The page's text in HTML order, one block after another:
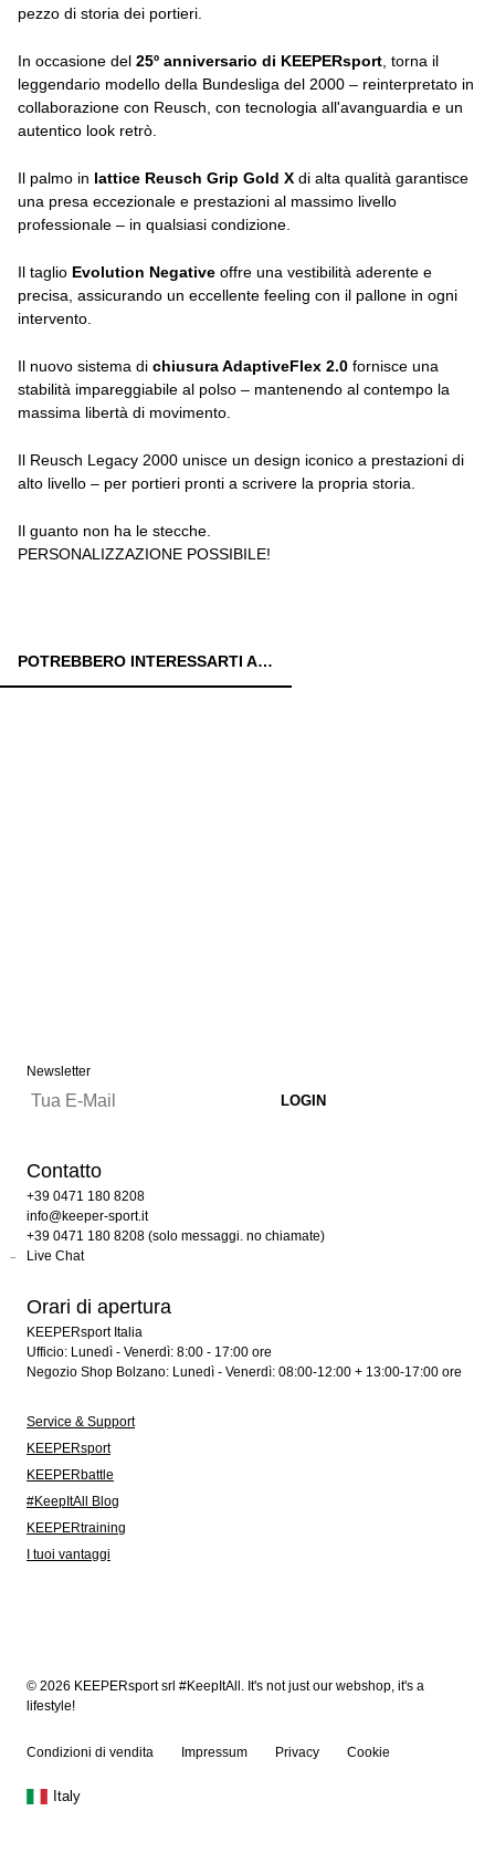
pezzo di storia dei portieri.
In occasione del 25º anniversario di KEEPERsport , torna il
leggendario modello della Bundesliga del 2000 – reinterpretato in
collaborazione con Reusch, con tecnologia all'avanguardia e un
autentico look retrò.
Il palmo in lattice Reusch Grip Gold X di alta qualità garantisce
una presa eccezionale e prestazioni al massimo livello
professionale – in qualsiasi condizione.
Il taglio Evolution Negative offre una vestibilità aderente e
precisa, assicurando un eccellente feeling con il pallone in ogni
intervento.
Il nuovo sistema di chiusura AdaptiveFlex 2.0 fornisce una
stabilità impareggiabile al polso – mantenendo al contempo la
massima libertà di movimento.
Il Reusch Legacy 2000 unisce un design iconico a prestazioni di
alto livello – per portieri pronti a scrivere la propria storia.
Il guanto non ha le stecche.
PERSONALIZZAZIONE POSSIBILE!
POTREBBERO INTERESSARTI ANCHE:
Newsletter
Contatto
+39 0471 180 8208
info@keeper-sport.it
+39 0471 180 8208 (solo messaggi. no chiamate)
Live Chat
Orari di apertura
KEEPERsport Italia
Ufficio: Lunedì - Venerdì: 8:00 - 17:00 ore
Negozio Shop Bolzano: Lunedì - Venerdì: 08:00-12:00 + 13:00-17:00 ore
Service & Support
KEEPERsport
KEEPERbattle
#KeepItAll Blog
KEEPERtraining
I tuoi vantaggi
© 2026 KEEPERsport srl #KeepItAll. It's not just our webshop, it's a
lifestyle!
Condizioni di vendita Impressum Privacy Cookie
Italy